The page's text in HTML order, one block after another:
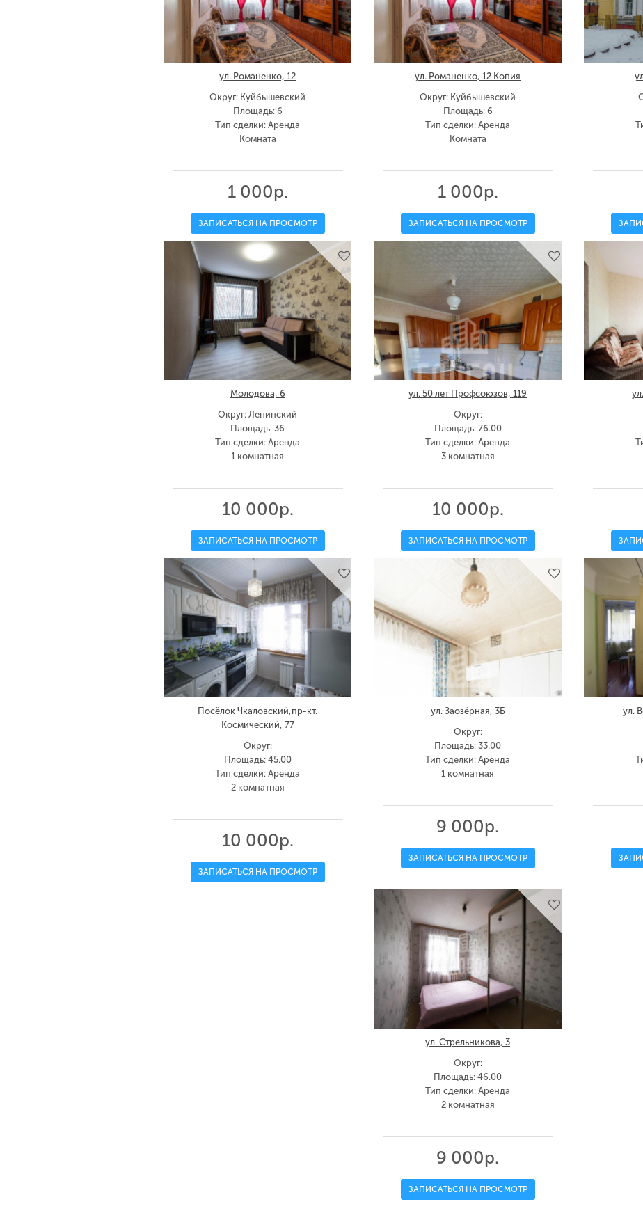
ул. Романенко, 12
Округ: Куйбышевский
Площадь: 6
Тип сделки: Аренда
Комната
1 000р.
ЗАПИСАТЬСЯ НА ПРОСМОТР
ул. Романенко, 12 Копия
Округ: Куйбышевский
Площадь: 6
Тип сделки: Аренда
Комната
1 000р.
ЗАПИСАТЬСЯ НА ПРОСМОТР
Молодова, 6
Округ: Ленинский
Площадь: 36
Тип сделки: Аренда
1 комнатная
10 000р.
ЗАПИСАТЬСЯ НА ПРОСМОТР
ул. 50 лет Профсоюзов, 119
Округ:
Площадь: 76.00
Тип сделки: Аренда
3 комнатная
10 000р.
ЗАПИСАТЬСЯ НА ПРОСМОТР
Посёлок Чкаловский,пр-кт.
Космический, 77
Округ:
Площадь: 45.00
Тип сделки: Аренда
2 комнатная
10 000р.
ЗАПИСАТЬСЯ НА ПРОСМОТР
ул. Заозёрная, 3Б
Округ:
Площадь: 33.00
Тип сделки: Аренда
1 комнатная
9 000р.
ЗАПИСАТЬСЯ НА ПРОСМОТР
ул.
ул. Стрельникова, 3
Округ:
Площадь: 46.00
Тип сделки: Аренда
2 комнатная
9 000р.
ЗАПИСАТЬСЯ НА ПРОСМОТР